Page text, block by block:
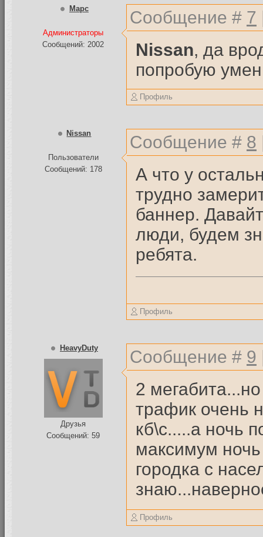
Mapc
Администраторы
Сообщений: 2002
Сообщение # 7
Nissan, да
попробую
Профиль
Nissan
Пользователи
Сообщений: 178
Сообщение # 8
А что у
трудно
баннер.
люди, будем
ребята.
Профиль
HeavyDuty
Друзья
Сообщений: 59
Сообщение # 9
2
трафик очень
кб\с.....а ночь
максимум
городка с
Профиль